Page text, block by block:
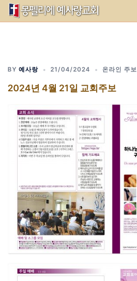
Skip
BY 예사랑 21/04/2024 온라인 주보
2024년 4월 21일 교회주보